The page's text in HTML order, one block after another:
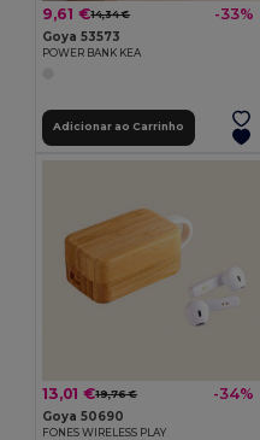
9,61 €14,34 € -33%
Goya 53573
POWER BANK KEA
Adicionar ao Carrinho
13,01 €19,76 € -34%
Goya 50690
FONES WIRELESS PLAY